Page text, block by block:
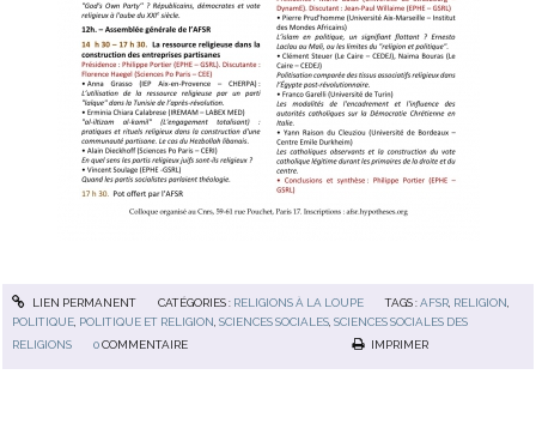
LIEN PERMANENT CATÉGORIES : RELIGIONS À LA LOUPE TAGS :AFSR, RELIGION,
POLITIQUE, POLITIQUE ET RELIGION,SCIENCES SOCIALES,SCIENCES SOCIALES DES
RELIGIONS
0 COMMENTAIRE IMPRIMER